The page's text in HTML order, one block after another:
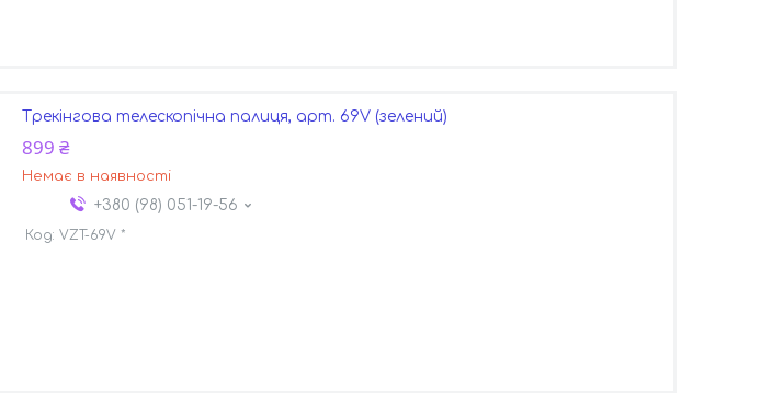
Трекінгова телескопічна палиця, арт. 69V (зелений)
899 ₴
Немає в наявності
+380 (98) 051-19-56
VZT-69V *